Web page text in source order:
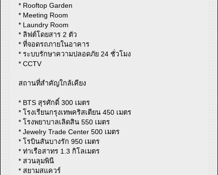
* Rooftop Garden
* Meeting Room
* Laundry Room
* ลิฟต์โดยสาร 2 ตัว
* ที่จอดรถภายในอาคาร
* ระบบรักษาความปลอดภัย 24 ชั่วโมง
* CCTV
สถานที่สำคัญใกล้เคียง
* BTS สุรศักดิ์ 300 เมตร
* โรงเรียนกรุงเทพคริสเตียน 450 เมตร
* โรงพยาบาลเลิดสิน 550 เมตร
* Jewelry Trade Center 500 เมตร
* โรบินสันบางรัก 950 เมตร
* ท่าเรือสาทร 1.3 กิโลเมตร
* สวนลุมพินี
* สยามสแควร์